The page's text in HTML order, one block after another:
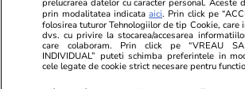
un carambol devastator între un
mașini și o autorulotă, în Italia I
prelucrarea datelor cu caracter personal. Aceste
prin modalitatea indicataaici. Prin click pe
folosirea tuturor Tehnologiilor de tip Cookie, care
dvs. cu privire la stocarea/accesarea
care colaboram. Prin click pe “VREAU SA
INDIVIDUAL” puteti schimba preferintele in
cele legate de cookie strict necesare pentru